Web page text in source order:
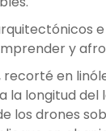
y
en
la longitud
los drones